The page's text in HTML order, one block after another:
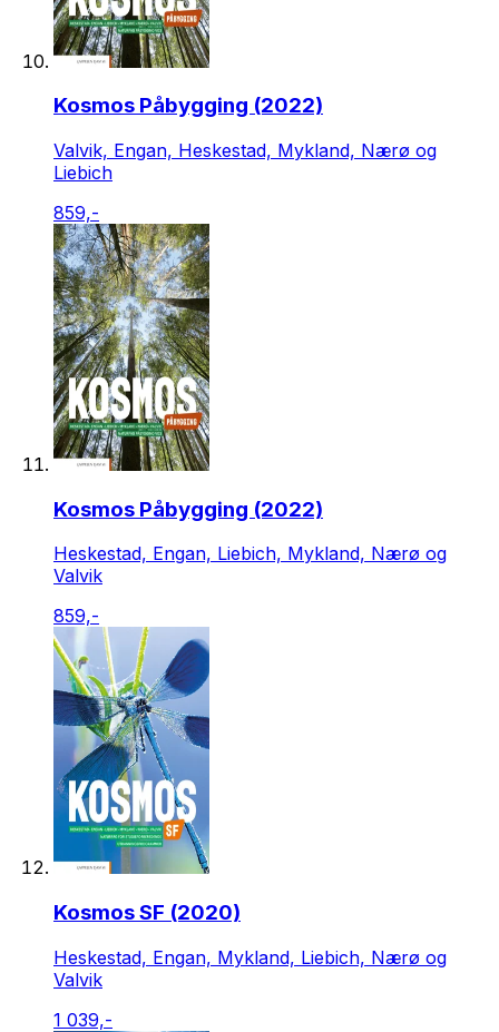
Kosmos Påbygging (2022)
Valvik, Engan, Heskestad, Mykland, Nærø og
Liebich
859,-
Kosmos Påbygging (2022)
Heskestad, Engan, Liebich, Mykland, Nærø og
Valvik
859,-
Kosmos SF (2020)
Heskestad, Engan, Mykland, Liebich, Nærø og
Valvik
1 039,-